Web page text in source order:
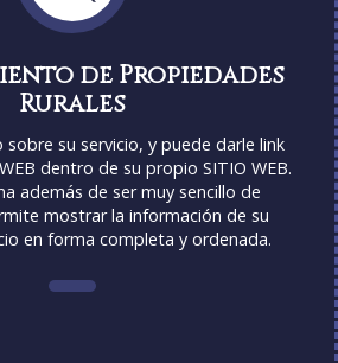
de Propiedades
Rurales
su servicio, y puede darle link
dentro de su propio SITIO WEB.
además de ser muy sencillo de
mostrar la información de su
en forma completa y ordenada.